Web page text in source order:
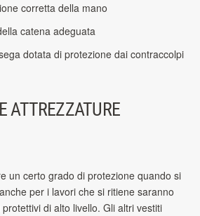
corretta della mano
catena adeguata
dotata di protezione dai contraccolpi
ATTREZZATURE
un certo grado di protezione quando si
per i lavori che si ritiene saranno
di alto livello. Gli altri vestiti